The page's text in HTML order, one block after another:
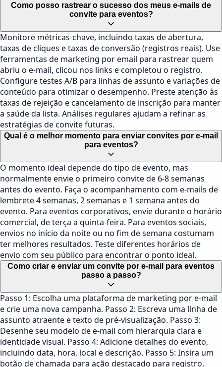
Como posso rastrear o sucesso dos meus e-mails de
convite para eventos?
Monitore métricas-chave, incluindo taxas de abertura,
taxas de cliques e taxas de conversão (registros reais). Use
ferramentas de marketing por email para rastrear quem
abriu o e-mail, clicou nos links e completou o registro.
Configure testes A/B para linhas de assunto e variações de
conteúdo para otimizar o desempenho. Preste atenção às
taxas de rejeição e cancelamento de inscrição para manter
a saúde da lista. Análises regulares ajudam a refinar as
estratégias de convite futuras.
Qual é o melhor momento para enviar convites por e-mail
para eventos?
O momento ideal depende do tipo de evento, mas
normalmente envie o primeiro convite de 6-8 semanas
antes do evento. Faça o acompanhamento com e-mails de
lembrete 4 semanas, 2 semanas e 1 semana antes do
evento. Para eventos corporativos, envie durante o horário
comercial, de terça a quinta-feira. Para eventos sociais,
envios no início da noite ou no fim de semana costumam
ter melhores resultados. Teste diferentes horários de
envio com seu público para encontrar o ponto ideal.
Como criar e enviar um convite por e-mail para eventos
passo a passo?
Passo 1: Escolha uma plataforma de marketing por e-mail
e crie uma nova campanha. Passo 2: Escreva uma linha de
assunto atraente e texto de pré-visualização. Passo 3:
Desenhe seu modelo de e-mail com hierarquia clara e
identidade visual. Passo 4: Adicione detalhes do evento,
incluindo data, hora, local e descrição. Passo 5: Insira um
botão de chamada para ação destacado para registro.